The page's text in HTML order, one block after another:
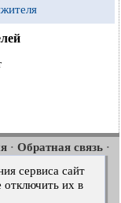
· Обратная связь ·
2018·
сервиса сайт
их в